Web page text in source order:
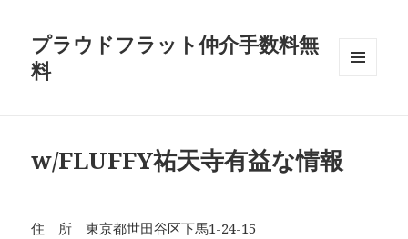
プラウドフラット仲介手数料無
料
w/FLUFFY祐天寺有益な情報
住 所 東京都世田谷区下馬1-24-15